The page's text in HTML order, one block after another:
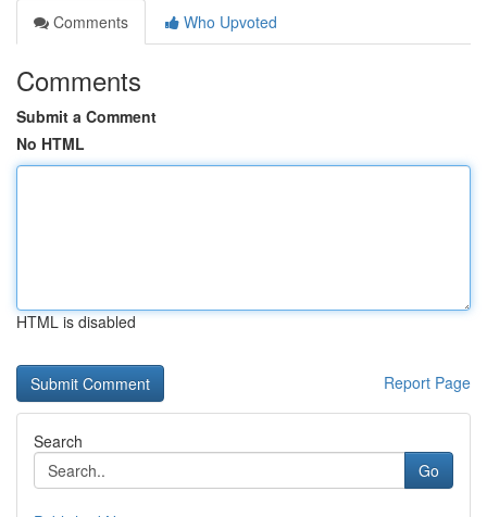
Comments
Who Upvoted
Comments
Submit a Comment
No HTML
HTML is disabled
Report Page
Search
Go